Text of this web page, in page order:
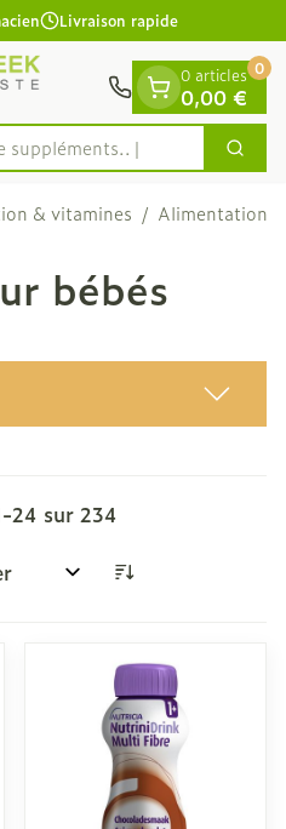
Livraison rapide
0 articles
0,00 €
0
& vitamines / Alimentation
bébés
-24 sur 234